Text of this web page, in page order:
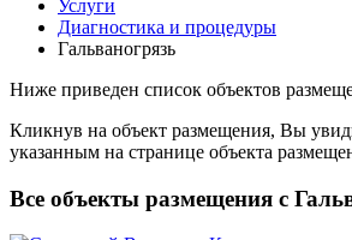
Услуги
Диагностика и процедуры
Гальваногрязь
Ниже приведен список объектов
Кликнув на объект размещения, Вы
указанным на странице объекта
Все объекты размещения с